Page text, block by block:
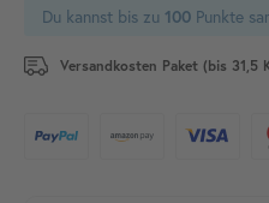
Du kannst bis zu 100 Punkte
Versandkosten Paket (bis 31,5